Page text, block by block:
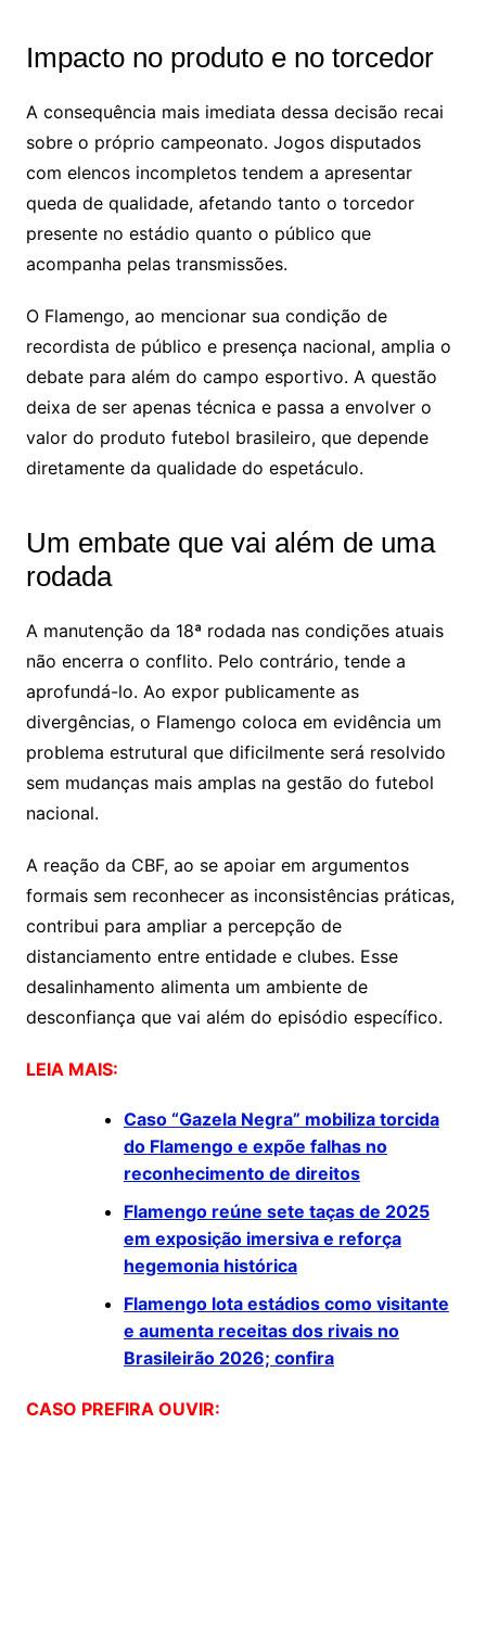
Impacto no produto e no torcedor
A consequência mais imediata dessa decisão recai
sobre o próprio campeonato. Jogos disputados
com elencos incompletos tendem a apresentar
queda de qualidade, afetando tanto o torcedor
presente no estádio quanto o público que
acompanha pelas transmissões.
O Flamengo, ao mencionar sua condição de
recordista de público e presença nacional, amplia o
debate para além do campo esportivo. A questão
deixa de ser apenas técnica e passa a envolver o
valor do produto futebol brasileiro, que depende
diretamente da qualidade do espetáculo.
Um embate que vai além de uma
rodada
A manutenção da 18ª rodada nas condições atuais
não encerra o conflito. Pelo contrário, tende a
aprofundá-lo. Ao expor publicamente as
divergências, o Flamengo coloca em evidência um
problema estrutural que dificilmente será resolvido
sem mudanças mais amplas na gestão do futebol
nacional.
A reação da CBF, ao se apoiar em argumentos
formais sem reconhecer as inconsistências práticas,
contribui para ampliar a percepção de
distanciamento entre entidade e clubes. Esse
desalinhamento alimenta um ambiente de
desconfiança que vai além do episódio específico.
LEIA MAIS:
Caso “Gazela Negra” mobiliza torcida
do Flamengo e expõe falhas no
reconhecimento de direitos
Flamengo reúne sete taças de 2025
em exposição imersiva e reforça
hegemonia histórica
Flamengo lota estádios como visitante
e aumenta receitas dos rivais no
Brasileirão 2026; confira
CASO PREFIRA OUVIR: